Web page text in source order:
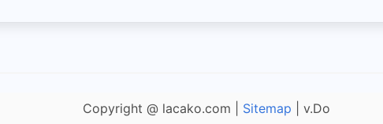
Copyright @ lacako.com | Sitemap | v.Do